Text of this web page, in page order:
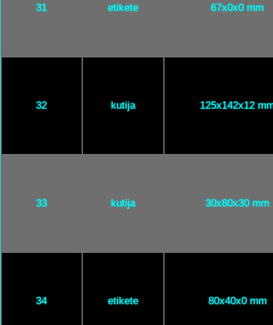
31 etikete 67x0x0 mm
32 kutija 125x142x12
33 kutija 30x80x30 mm
34 etikete 80x40x0 mm